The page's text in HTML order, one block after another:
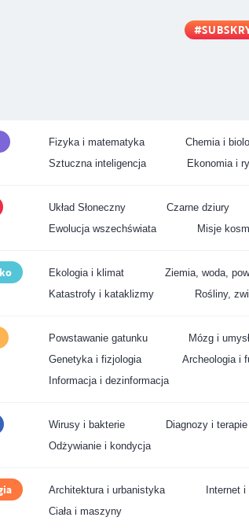
Fizyka i matematyka Chemia i
Sztuczna inteligencja
Ekonomia i
Układ Słoneczny Czarne dziury
Ewolucja wszechświata
Misje
Ekologia i klimat Ziemia, woda,
Katastrofy i kataklizmy
Rośliny,
Powstawanie gatunku Mózg i umysł
Genetyka i fizjologia
Archeologia i
Informacja i dezinformacja
Wirusy i bakterie Diagnozy i terapie
Odżywianie i kondycja
Architektura i urbanistyka Internet
Ciała i maszyny